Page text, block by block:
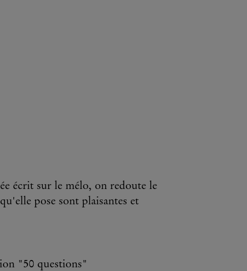
écrit sur le mélo, on redoute le
pose sont plaisantes et
"50 questions"